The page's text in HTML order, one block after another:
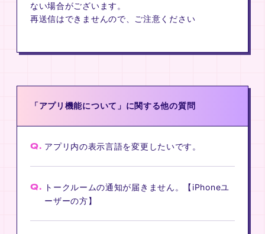
ない場合がございます。
再送信はできませんので、ご注意ください
「アプリ機能について」に関する他の質問
Q. アプリ内の表示言語を変更したいです。
Q. トークルームの通知が届きません。【iPhoneユ
ーザーの方】